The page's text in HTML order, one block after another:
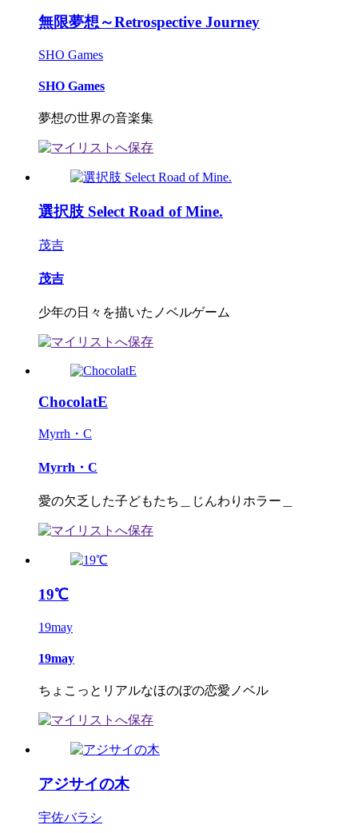
無限夢想～Retrospective Journey
SHO Games
SHO Games
夢想の世界の音楽集
選択肢 Select Road of Mine.
茂吉
茂吉
少年の日々を描いたノベルゲーム
ChocolatE
Myrrh・C
Myrrh・C
愛の欠乏した子どもたち＿じんわりホラー＿
19℃
19may
19may
ちょこっとリアルなほのぼの恋愛ノベル
アジサイの木
宇佐バラシ